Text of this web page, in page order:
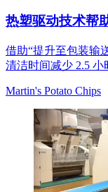
热塑驱动技术帮
借助“提升至包装输
清洁时间减少 2.5 小
Martin's Potato Chips